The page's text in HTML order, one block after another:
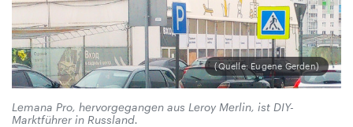
(Quelle: Eugene Gerden)
Lemana Pro, hervorgegangen aus Leroy Merlin, ist DIY-
Marktführer in Russland.